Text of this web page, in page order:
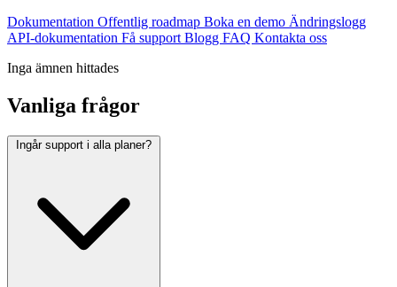
Dokumentation Offentlig roadmap Boka en demo Ändringslogg
API-dokumentation Få support Blogg FAQ Kontakta oss
Inga ämnen hittades
Vanliga frågor
Ingår support i alla planer?